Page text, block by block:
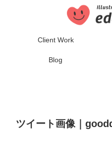
Client Work
Blog
ツイート画像｜